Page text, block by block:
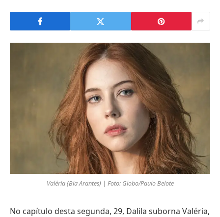
Valéria (Bia Arantes) | Foto: Globo/Paulo Belote
No capítulo desta segunda, 29, Dalila suborna Valéria,